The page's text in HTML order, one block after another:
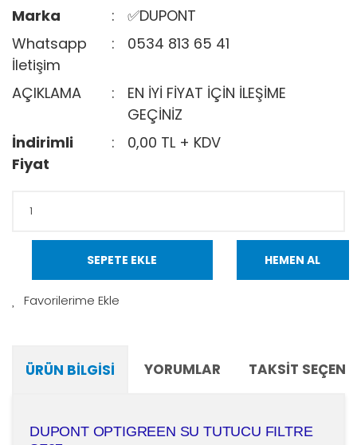
Marka
✅DUPONT
Whatsapp
İletişim
0534 813 65 41
AÇIKLAMA
EN İYİ FİYAT İÇİN İLEŞİME
GEÇİNİZ
İndirimli
Fiyat
0,00 TL + KDV
SEPETE EKLE HEMEN AL
ÜRÜN BILGISI YORUMLAR TAKSIT
DUPONT OPTIGREEN SU TUTUCU FILTRE